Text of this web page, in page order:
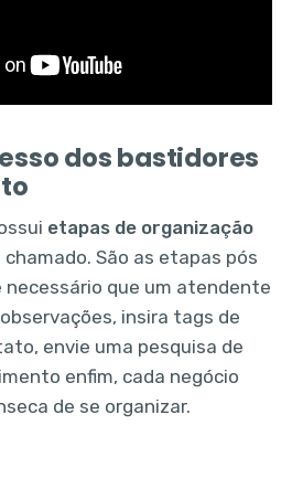
dos bastidores
etapas de organização
São as etapas pós
que um atendente
insira tags de
envie uma pesquisa de
enfim, cada negócio
de se organizar.